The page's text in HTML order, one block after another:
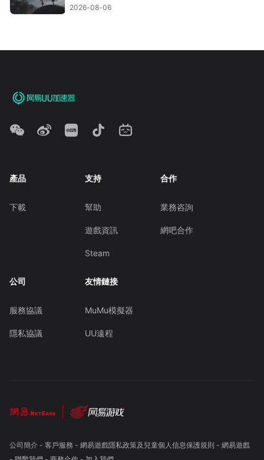
2026-08-06
產品
下載
支持
幫助
遊戲資訊
Steam
合作
業務咨詢
網吧合作
公司
服務協議
隱私協議
友情鏈接
MuMu模擬器
UU遠程
公司簡介- 客戶服務 - 網易遊戲隱私政策及兒童個人信息保護規則 - 網易遊戲